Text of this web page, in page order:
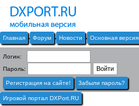
Главная Форум Новости Основная версия
Логин:
Пароль:
Регистрация на сайте! Забыли пароль?
Игровой портал DXPort.RU